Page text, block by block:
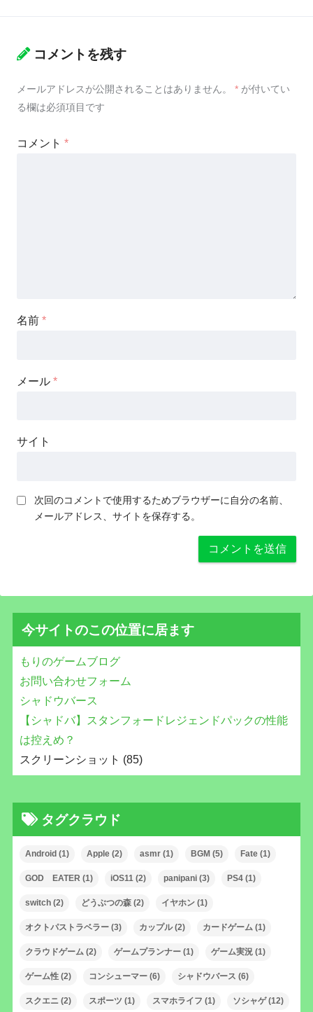
コメントを残す
メールアドレスが公開されることはありません。 * が付いてい
る欄は必須項目です
コメント *
名前 *
メール *
サイト
次回のコメントで使用するためブラウザーに自分の名前、
メールアドレス、サイトを保存する。
今サイトのこの位置に居ます
もりのゲームブログ
お問い合わせフォーム
シャドウバース
【シャドバ】スタンフォードレジェンドパックの性能
は控えめ？
スクリーンショット (85)
タグクラウド
Android (1) Apple(2) asmr(1) BGM (5) Fate(1)
GOD EATER (1) iOS11(2) panipani(3) PS4(1)
switch(2) どうぶつの森(2) イヤホン(1)
オクトパストラベラー(3) カップル(2) カードゲーム(1)
クラウドゲーム(2) ゲームプランナー(1) ゲーム実況(1)
ゲーム性(2) コンシューマー(6) シャドウバース (6)
スクエニ(2) スポーツ (1) スマホライフ (1) ソシャゲ(12)